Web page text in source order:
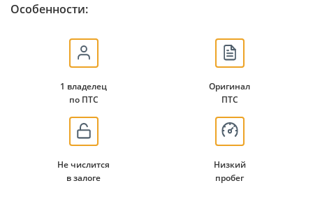
Особенности:
1 владелец
по ПТС
Оригинал
ПТС
Не числится
в залоге
Низкий
пробег